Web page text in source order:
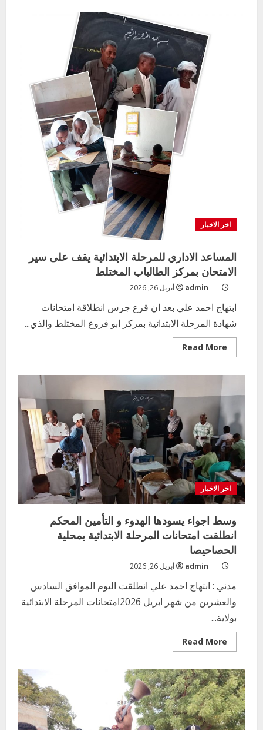
والتعليم
بالولاية
يشهد
الورشة
الافتتاحية
لضباط
الاحصاء
لكل
المراحل
التعليمية
بالولاية
اخر الاخبار
المساعد الاداري للمرحلة الابتدائية يقف على سير
الامتحان بمركز الطالباب المختلط
admin أبريل 26, 2026
ابتهاج احمد علي بعد ان قرع جرس انطلاقة امتحانات
شهادة المرحلة الابتدائية بمركز ابو فروع المختلط والذي...
Read More
more
للمرحلة
الابتدائية
يقف
على
سير
الامتحان
بمركز
الطالباب
المختلط
اخر الاخبار
وسط اجواء يسودها الهدوء و التأمين المحكم
انطلقت امتحانات المرحلة الابتدائية بمحلية
الحصاحيصا
admin أبريل 26, 2026
مدني : ابتهاج احمد علي انطلقت اليوم الموافق السادس
والعشرين من شهر ابريل 2026امتحانات المرحلة الابتدائية
بولاية...
Read More
more
اجواء
يسودها
الهدوء
و
التأمين
المحكم
انطلقت